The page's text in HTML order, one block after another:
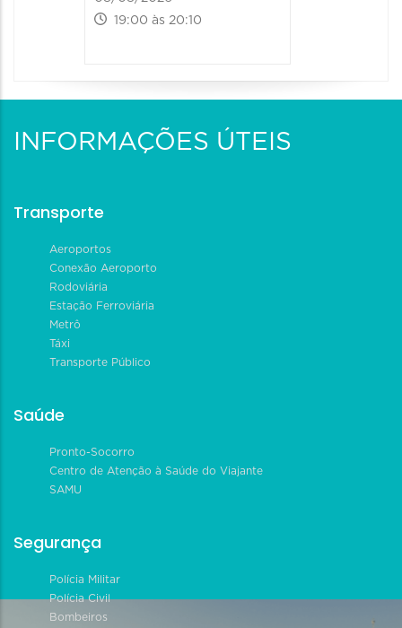
19:00 às 20:10
INFORMAÇÕES ÚTEIS
Transporte
Aeroportos
Conexão Aeroporto
Rodoviária
Estação Ferroviária
Metrô
Táxi
Transporte Público
Saúde
Pronto-Socorro
Centro de Atenção à Saúde do Viajante
SAMU
Segurança
Polícia Militar
Polícia Civil
Bombeiros